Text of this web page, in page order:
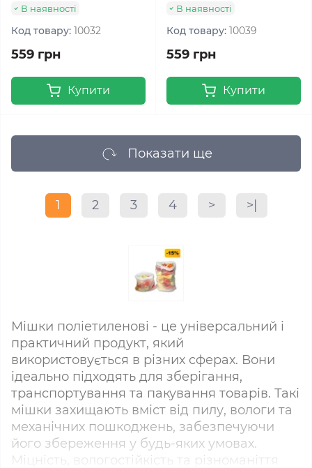
В наявності
Код товару: 10032
559 грн
Купити
В наявності
Код товару: 10039
559 грн
Купити
Показати ще
1 2 3 4 > >|
Мішки поліетиленові - це універсальний і
практичний продукт, який
використовується в різних сферах. Вони
ідеально підходять для зберігання,
транспортування та пакування товарів. Такі
мішки захищають вміст від пилу, вологи та
механічних пошкоджень, забезпечуючи
його збереження у будь-яких умовах.
Міцність, вологостійкість та різноманіття